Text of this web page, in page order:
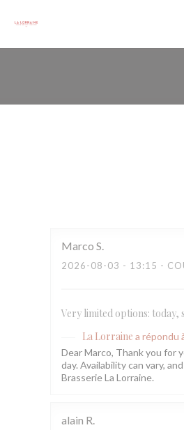
Marco S
2026-08-03 - 13:15 -
Very limited options: today,
La Lorraine a répondu
Dear Marco, Thank you for
day. Availability can vary,
Brasserie La Lorraine.
alain R